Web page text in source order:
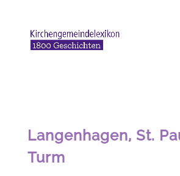
Langenhagen, St.
Turm